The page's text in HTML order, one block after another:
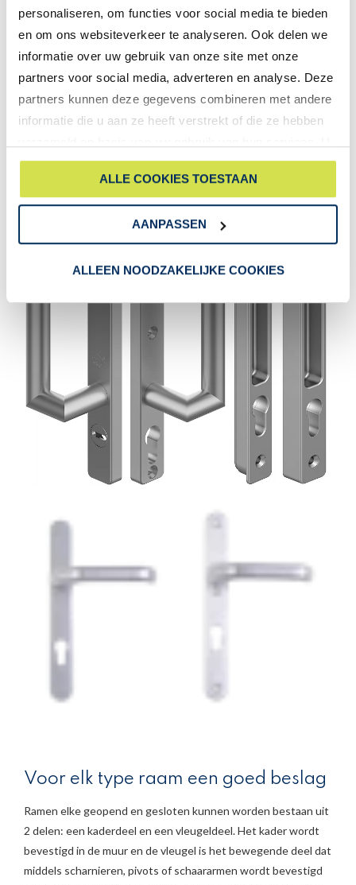
personaliseren, om functies voor social media te bieden
en om ons websiteverkeer te analyseren. Ook delen we
informatie over uw gebruik van onze site met onze
partners voor social media, adverteren en analyse. Deze
partners kunnen deze gegevens combineren met andere
informatie die u aan ze heeft verstrekt of die ze hebben
gaat akkoord met onze cookies als u onze website blijft
ALLE COOKIES TOESTAAN
AANPASSEN
ALLEEN NOODZAKELIJKE COOKIES
Voor elk type raam een goed beslag
Ramen elke geopend en gesloten kunnen worden bestaan uit
2 delen: een kaderdeel en een vleugeldeel. Het kader wordt
bevestigd in de muur en de vleugel is het bewegende deel dat
middels scharnieren, pivots of schaararmen wordt bevestigd